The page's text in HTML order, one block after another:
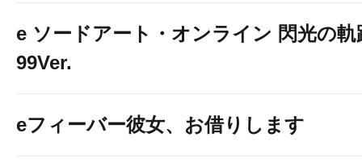
e ソードアート・オンライン 閃光の軌
99Ver.
eフィーバー彼女、お借りします